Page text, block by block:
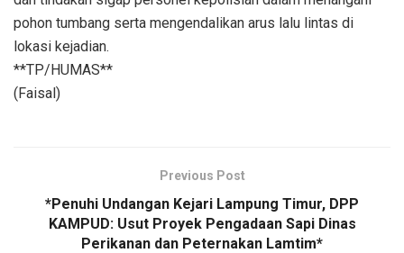
pohon tumbang serta mengendalikan arus lalu lintas di
lokasi kejadian.
**TP/HUMAS**
(Faisal)
Previous Post
*Penuhi Undangan Kejari Lampung Timur, DPP
KAMPUD: Usut Proyek Pengadaan Sapi Dinas
Perikanan dan Peternakan Lamtim*